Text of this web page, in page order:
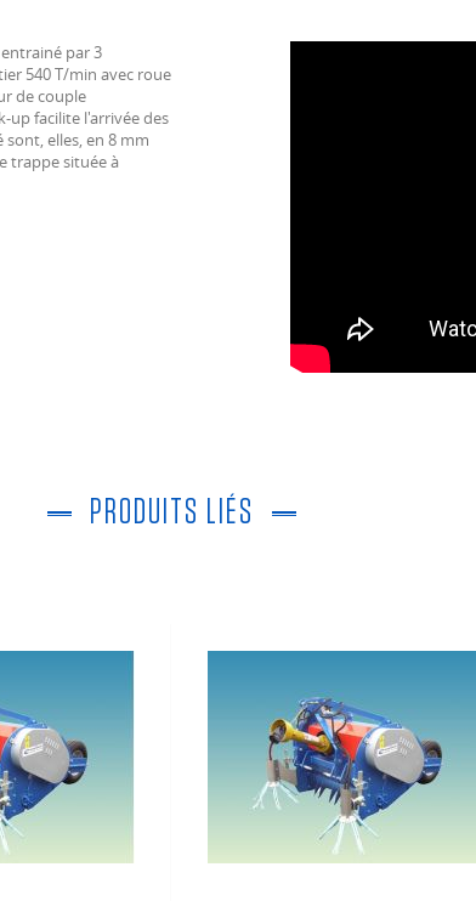
par 3
540 T/min avec roue
de couple
up facilite l'arrivée des
elles, en 8 mm
trappe située à
PRODUITS LIÉS